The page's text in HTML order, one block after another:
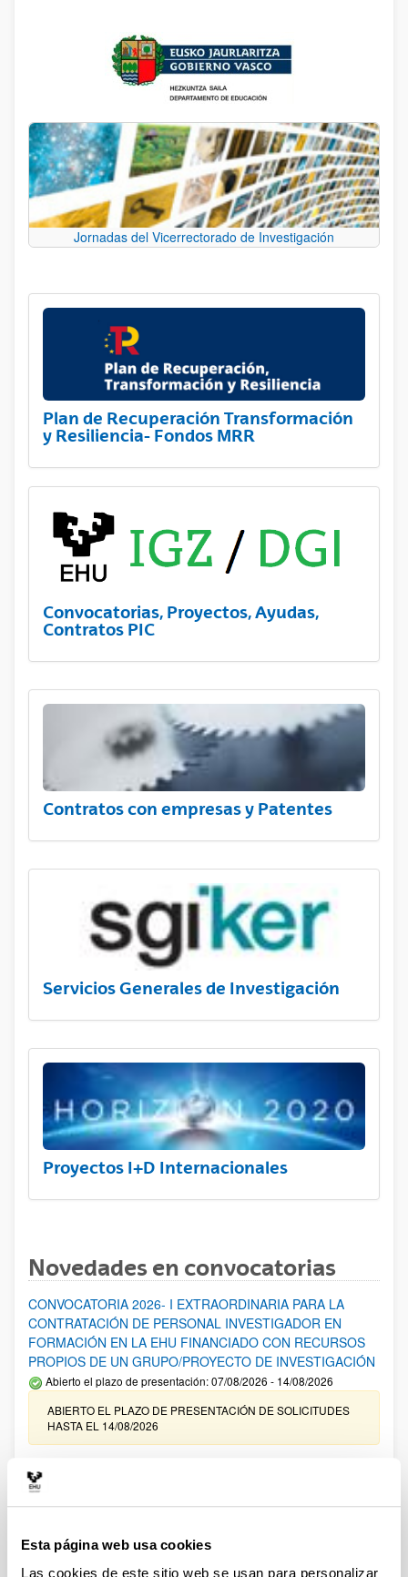
Esta página web usa cookies
Las cookies de este sitio web se usan para personalizar
Jornadas del Vicerrectorado de Investigación
Plan de Recuperación Transformación
y Resiliencia- Fondos MRR
Convocatorias, Proyectos, Ayudas,
Contratos PIC
Contratos con empresas y Patentes
Servicios Generales de Investigación
Proyectos I+D Internacionales
Novedades en convocatorias
CONVOCATORIA 2026- I EXTRAORDINARIA PARA LA
CONTRATACIÓN DE PERSONAL INVESTIGADOR EN
FORMACIÓN EN LA EHU FINANCIADO CON RECURSOS
PROPIOS DE UN GRUPO/PROYECTO DE INVESTIGACIÓN
Abierto el plazo de presentación: 07/08/2026 - 14/08/2026
ABIERTO EL PLAZO DE PRESENTACIÓN DE SOLICITUDES
HASTA EL 14/08/2026
Ayudas para financiación de la adquisición y renovación de
infraestructura científica y fondos bibliográficos en la
UPV/EHU 2026
25/03/2026: Corrección de errores del listado provisional de
solicitudes admitidas y excluidas. 23/03/2026: Relación